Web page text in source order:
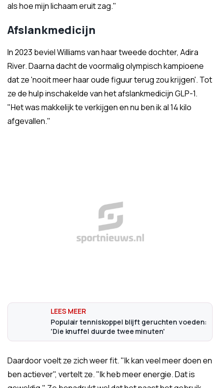
als hoe mijn lichaam eruit zag."
Afslankmedicijn
In 2023 beviel Williams van haar tweede dochter, Adira
River. Daarna dacht de voormalig olympisch kampioene
dat ze 'nooit meer haar oude figuur terug zou krijgen'. Tot
ze de hulp inschakelde van het afslankmedicijn GLP-1.
"Het was makkelijk te verkijgen en nu ben ik al 14 kilo
afgevallen."
Populair tenniskoppel blijft geruchten voeden:
'Die knuffel duurde twee minuten'
Daardoor voelt ze zich weer fit. "Ik kan veel meer doen en
ben actiever", vertelt ze. "Ik heb meer energie. Dat is